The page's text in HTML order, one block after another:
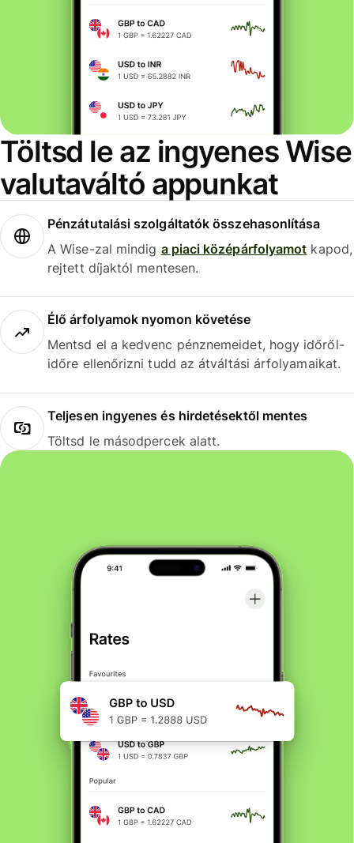
Töltsd le az ingyenes Wise
valutaváltó appunkat
Pénzátutalási szolgáltatók összehasonlítása
A Wise-zal mindig a piaci középárfolyamot kapod,
rejtett díjaktól mentesen.
Élő árfolyamok nyomon követése
Mentsd el a kedvenc pénznemeidet, hogy időről-
időre ellenőrizni tudd az átváltási árfolyamaikat.
Teljesen ingyenes és hirdetésektől mentes
Töltsd le másodpercek alatt.